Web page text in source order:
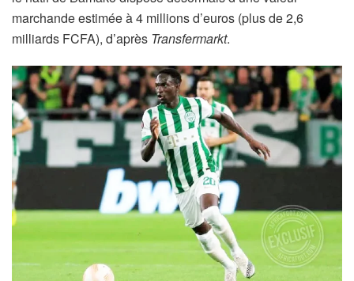
marchande estimée à 4 millions d’euros (plus de 2,6
milliards FCFA), d’après Transfermarkt.